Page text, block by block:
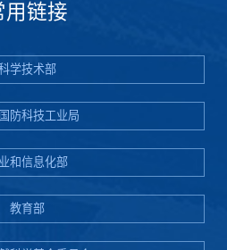
用链接
学技术部
防科技工业局
和信息化部
教育部